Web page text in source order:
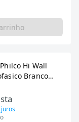
Hi Wall
Branco